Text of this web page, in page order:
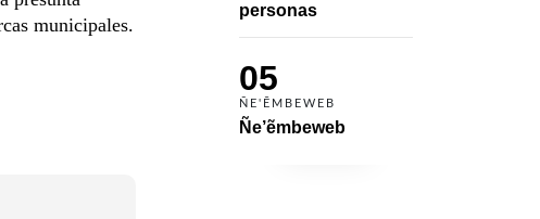
personas
05
ÑE'ẼMBEWEB
Ñe’ẽmbeweb
municipales.